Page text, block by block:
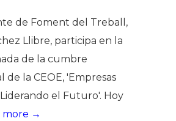
de Foment del Treball,
Llibre, participa en la
de la cumbre
de la CEOE, 'Empresas
el Futuro'. Hoy
more →